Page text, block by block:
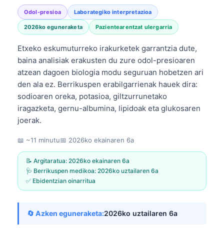
Odol-presioa Laborategiko interpretazioa
2026ko eguneraketa Pazientearentzat ulergarria
Etxeko eskumuturreko irakurketek garrantzia dute,
baina analisiak erakusten du zure odol-presioaren
atzean dagoen biologia modu seguruan hobetzen ari
den ala ez. Berrikuspen erabilgarrienak hauek dira:
sodioaren oreka, potasioa, giltzurrunetako
iragazketa, gernu-albumina, lipidoak eta glukosaren
joerak.
📖 ~11 minutu📅 2026ko ekainaren 6a
📝 Argitaratua: 2026ko ekainaren 6a
🩺 Berrikuspen medikoa: 2026ko uztailaren 6a
✅ Ebidentzian oinarritua
🔄 Azken eguneraketa:2026ko uztailaren 6a